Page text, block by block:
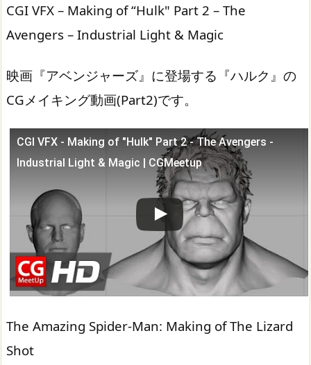
CGI VFX – Making of “Hulk" Part 2 – The
Avengers – Industrial Light & Magic
映画『アベンジャーズ』に登場する『ハルク』の
CGメイキング動画(Part2)です。
CGI VFX - Making of "Hulk" Part 2 - The Avengers -
Industrial Light & Magic | CGMeetup
この動画を YouTube で視聴
The Amazing Spider-Man: Making of The Lizard
Shot